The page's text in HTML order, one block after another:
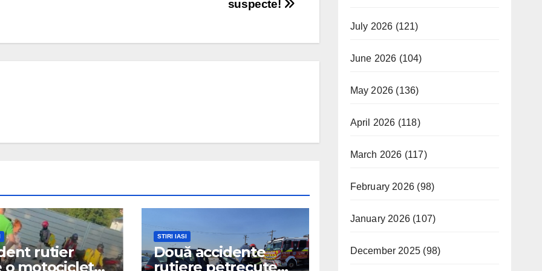
suspecte!
rutier
o motocicletă
STIRI IASI
Două accidente
rutiere petrecute
July 2026 (121)
June 2026 (104)
May 2026 (136)
April 2026 (118)
March 2026 (117)
February 2026 (98)
January 2026(107)
December 2025 (98)